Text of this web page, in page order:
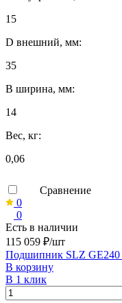
15
D внешний, мм:
35
B ширина, мм:
14
Вес, кг:
0,06
Сравнение
0
0
Есть в наличии
115 059 ₽/шт
Подшипник SLZ GE240
В корзину
В 1 клик